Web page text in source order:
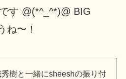
です @(*^_^*)@ BIG
ね〜！
樹と一緒にsheeshの振り付